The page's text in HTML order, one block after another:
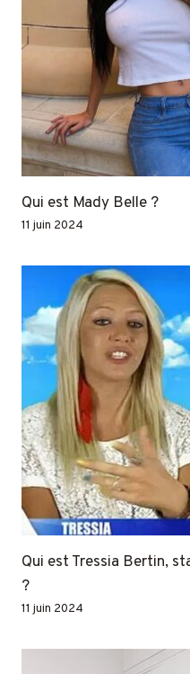
Qui est Mady Belle ?
11 juin 2024
Qui est Tressia Bertin,
?
11 juin 2024